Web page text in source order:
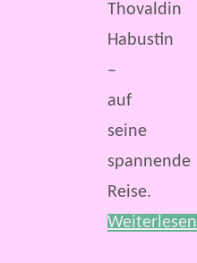
Thovaldin
Habustin
–
auf
seine
spannende
Reise.
Weiterlesen